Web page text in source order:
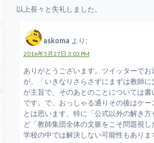
以上長々と失礼しました。
askoma より:
2016年5月27日 3:03 PM
ありがとうございます。ツイッターでお
が、「いきなりさらさずにまずは教師に
が主旨で、そのあとのことについては書
です。で、おっしゃる通りその後はケー
とは思います。特に「公式以外の解き方
ど「教師集団全体の文脈をこそ問題視し
学校の中では解決しない可能性もありま